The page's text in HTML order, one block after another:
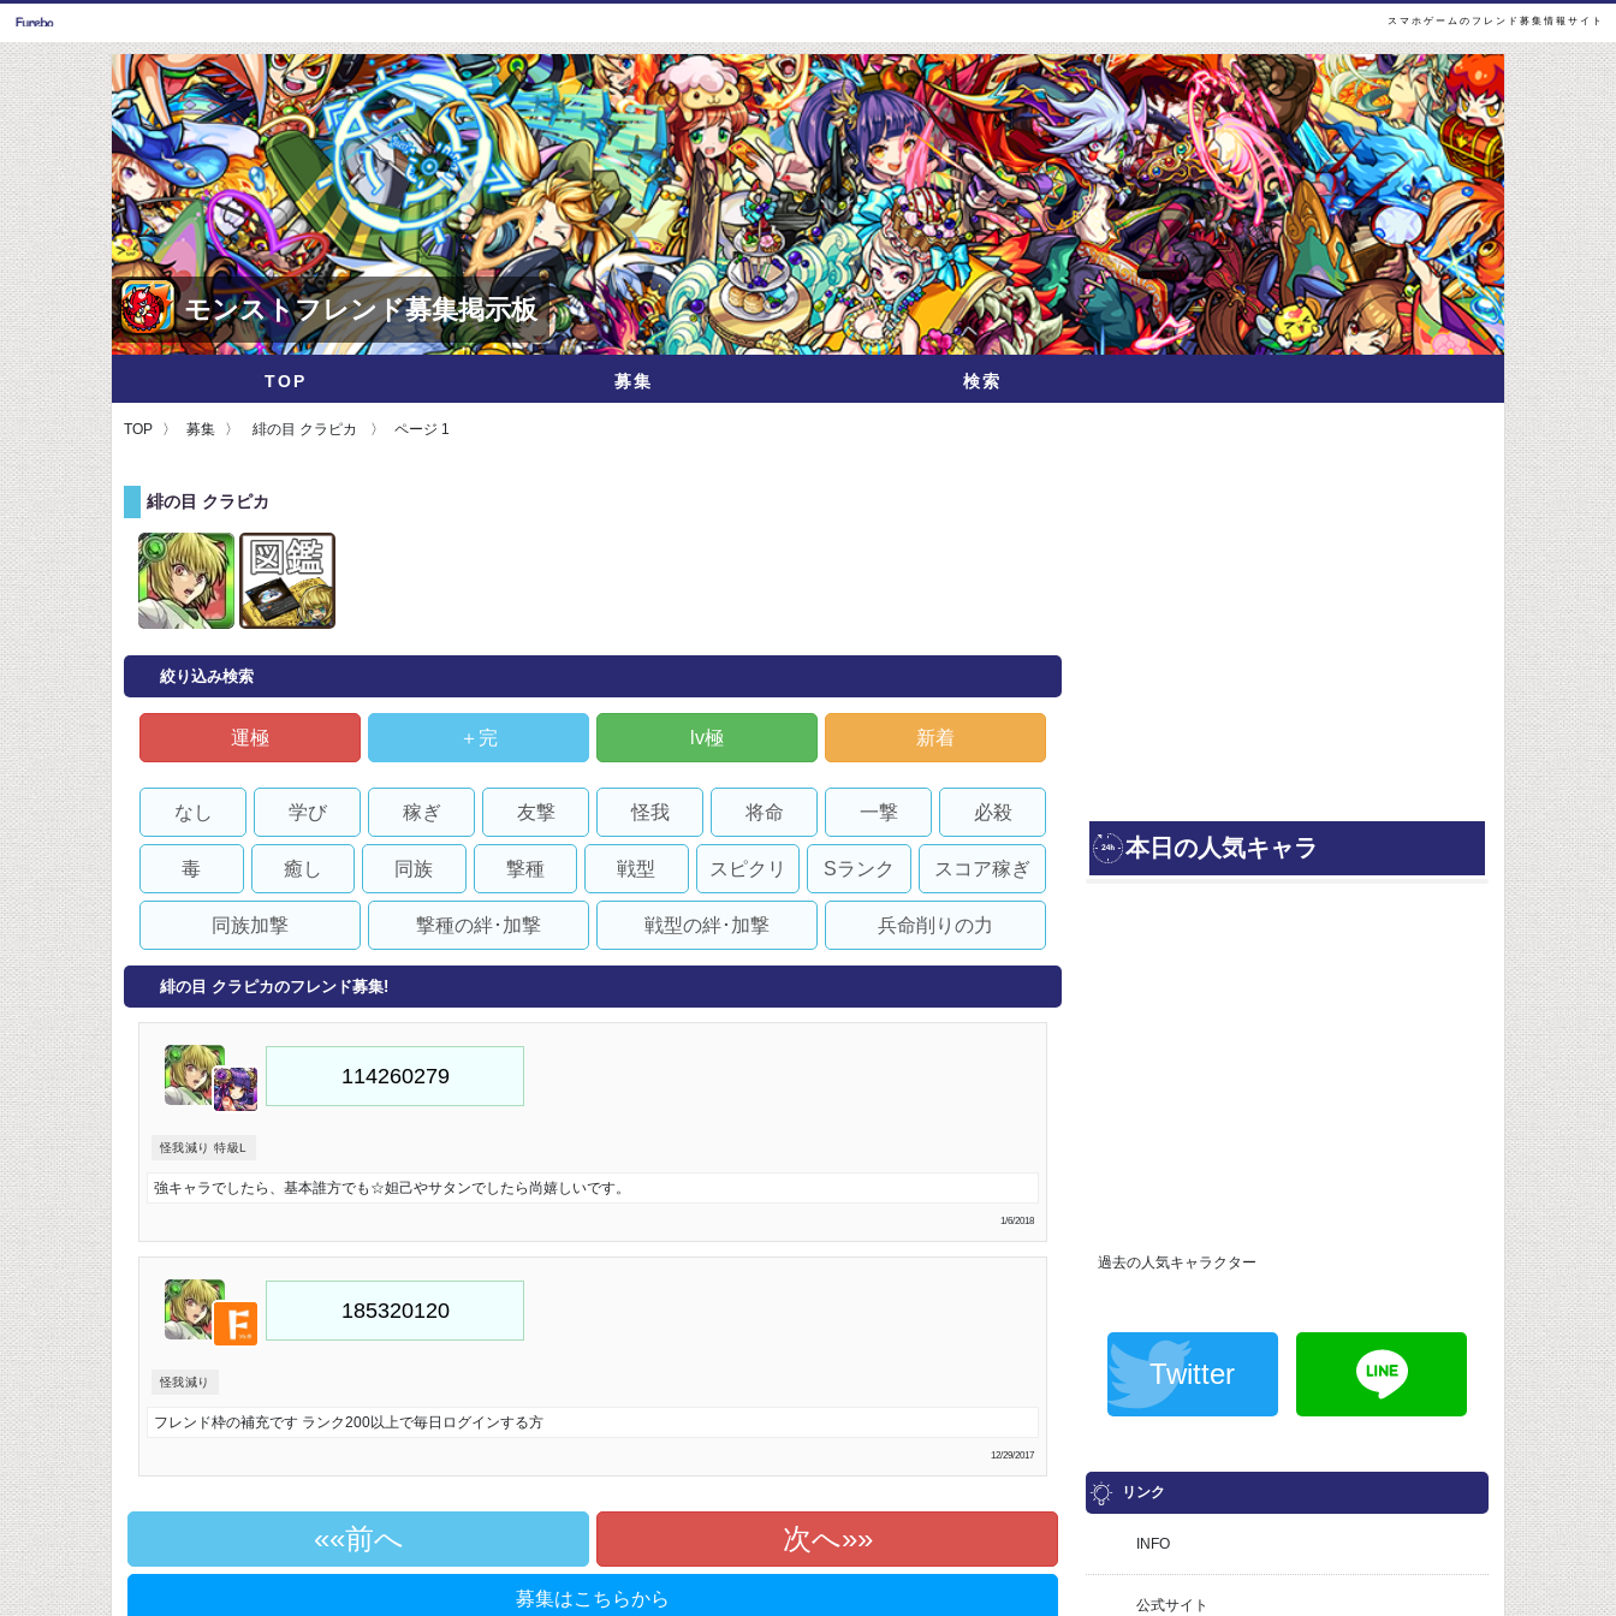
スマホゲームのフレンド募集情報サイト
モンストフレンド募集掲示板
TOP 募集 検索
TOP 募集 緋の目 クラピカ ページ 1
緋の目 クラピカ
絞り込み検索
運極 ＋完 lv極 新着
なし 学び 稼ぎ 友撃 怪我 将命 一撃 必殺
毒 癒し 同族 撃種 戦型 スピクリ Sランク スコア稼ぎ
同族加撃 撃種の絆･加撃 戦型の絆･加撃 兵命削りの力
緋の目 クラピカのフレンド募集!
怪我減り 特級L
強キャラでしたら、基本誰方でも☆妲己やサタンでしたら尚嬉しいです。
1/6/2018
怪我減り
フレンド枠の補充です ランク200以上で毎日ログインする方
12/29/2017
«前へ 次へ»
募集はこちらから
過去の人気キャラクター
Twitter
リンク
INFO
公式サイト